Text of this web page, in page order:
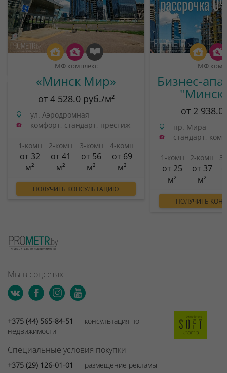
МФ комплекс
«Минск Мир»
от 4 528.0 руб./м²
ул. Аэродромная
комфорт, стандарт, престиж
1-комн
от 32
м²
2-комн
от 41
м²
3-комн
от 56
м²
4-комн
от 69
м²
ПОЛУЧИТЬ КОНСУЛЬТАЦИЮ
МФ
Бизнес-
от 2
пр. Мира
стандарт,
1-комн
от 25
м²
2-комн
от 37
м²
ПОЛУЧИТЬ
Мы в соцсетях
+375 (44) 565-84-51 — консультация по
недвижимости
Специальные условия покупки
+375 (29) 126-01-01 — размещение рекламы